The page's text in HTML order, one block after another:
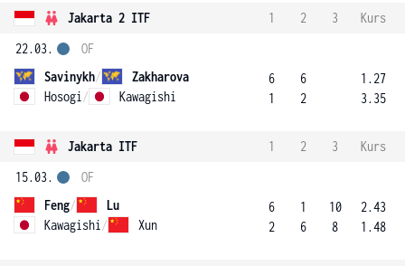
Jakarta 2 ITF 1 2 3
Kurs
22.03.
Savinykh/
Zakharova
Hosogi / Kawagishi
OF
6
1
6
2
1.27
3.35
Jakarta ITF 1 2 3
Kurs
15.03.
Feng/
Lu
Kawagishi / Xun
OF
6
2
1
6
10
8
2.43
1.48